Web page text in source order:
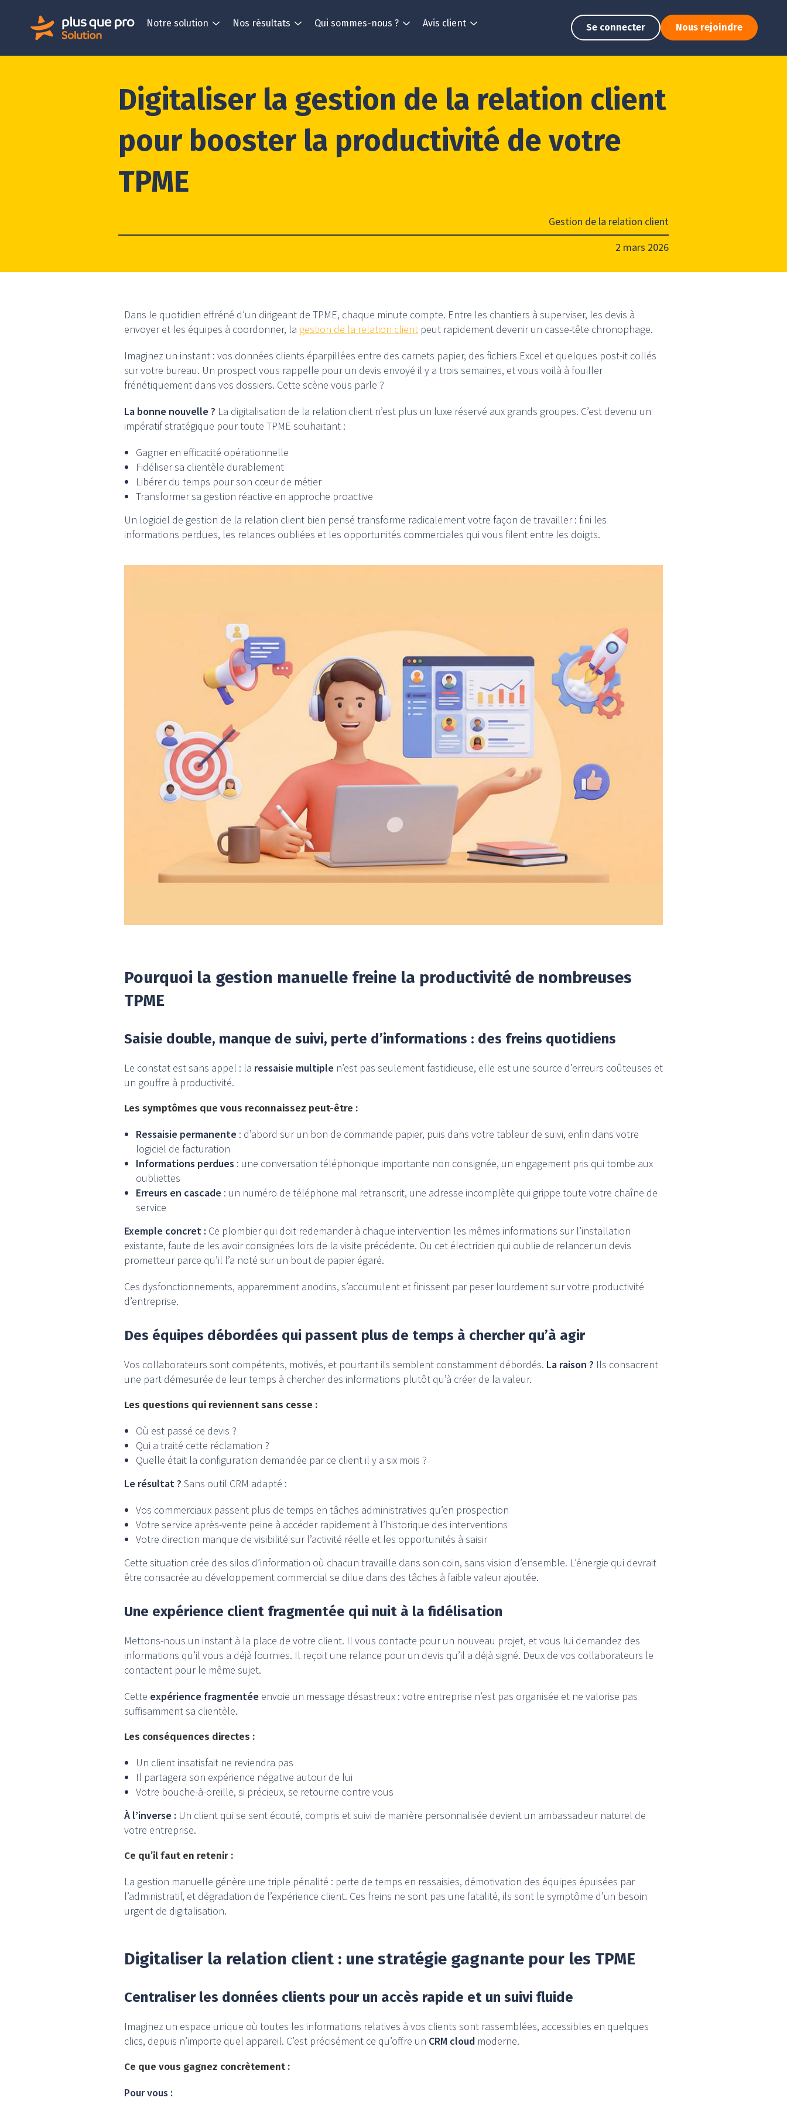
Notre solution Nos résultats Qui sommes-nous ? Avis client Se connecter Nous rejoindre
Digitaliser la gestion de la relation client
pour booster la productivité de votre
TPME
Gestion de la relation client
2 mars 2026
Dans le quotidien effréné d’un dirigeant de TPME, chaque minute compte. Entre les chantiers à superviser, les devis à
envoyer et les équipes à coordonner, la gestion de la relation clientpeut rapidement devenir un casse-tête chronophage.
Imaginez un instant : vos données clients éparpillées entre des carnets papier, des fichiers Excel et quelques post-it collés
sur votre bureau. Un prospect vous rappelle pour un devis envoyé il y a trois semaines, et vous voilà à fouiller
frénétiquement dans vos dossiers. Cette scène vous parle ?
La bonne nouvelle ? La digitalisation de la relation client n’est plus un luxe réservé aux grands groupes. C’est devenu un
impératif stratégique pour toute TPME souhaitant :
Gagner en efficacité opérationnelle
Fidéliser sa clientèle durablement
Libérer du temps pour son cœur de métier
Transformer sa gestion réactive en approche proactive
Un logiciel de gestion de la relation client bien pensé transforme radicalement votre façon de travailler : fini les
informations perdues, les relances oubliées et les opportunités commerciales qui vous filent entre les doigts.
Pourquoi la gestion manuelle freine la productivité de nombreuses
TPME
Saisie double, manque de suivi, perte d’informations : des freins quotidiens
Le constat est sans appel : la ressaisie multiple n’est pas seulement fastidieuse, elle est une source d’erreurs coûteuses et
un gouffre à productivité.
Les symptômes que vous reconnaissez peut-être :
Ressaisie permanente : d’abord sur un bon de commande papier, puis dans votre tableur de suivi, enfin dans votre
logiciel de facturation
Informations perdues : une conversation téléphonique importante non consignée, un engagement pris qui tombe aux
oubliettes
Erreurs en cascade : un numéro de téléphone mal retranscrit, une adresse incomplète qui grippe toute votre chaîne de
service
Exemple concret : Ce plombier qui doit redemander à chaque intervention les mêmes informations sur l’installation
existante, faute de les avoir consignées lors de la visite précédente. Ou cet électricien qui oublie de relancer un devis
prometteur parce qu’il l’a noté sur un bout de papier égaré.
Ces dysfonctionnements, apparemment anodins, s’accumulent et finissent par peser lourdement sur votre productivité
d’entreprise.
Des équipes débordées qui passent plus de temps à chercher qu’à agir
Vos collaborateurs sont compétents, motivés, et pourtant ils semblent constamment débordés. La raison ? Ils consacrent
une part démesurée de leur temps à chercher des informations plutôt qu’à créer de la valeur.
Les questions qui reviennent sans cesse :
Où est passé ce devis ?
Qui a traité cette réclamation ?
Quelle était la configuration demandée par ce client il y a six mois ?
Le résultat ? Sans outil CRM adapté :
Vos commerciaux passent plus de temps en tâches administratives qu’en prospection
Votre service après-vente peine à accéder rapidement à l’historique des interventions
Votre direction manque de visibilité sur l’activité réelle et les opportunités à saisir
Cette situation crée des silos d’information où chacun travaille dans son coin, sans vision d’ensemble. L’énergie qui devrait
être consacrée au développement commercial se dilue dans des tâches à faible valeur ajoutée.
Une expérience client fragmentée qui nuit à la fidélisation
Mettons-nous un instant à la place de votre client. Il vous contacte pour un nouveau projet, et vous lui demandez des
informations qu’il vous a déjà fournies. Il reçoit une relance pour un devis qu’il a déjà signé. Deux de vos collaborateurs le
contactent pour le même sujet.
Cette expérience fragmentée envoie un message désastreux : votre entreprise n’est pas organisée et ne valorise pas
suffisamment sa clientèle.
Les conséquences directes :
Un client insatisfait ne reviendra pas
Il partagera son expérience négative autour de lui
Votre bouche-à-oreille, si précieux, se retourne contre vous
À l’inverse : Un client qui se sent écouté, compris et suivi de manière personnalisée devient un ambassadeur naturel de
votre entreprise.
Ce qu’il faut en retenir :
La gestion manuelle génère une triple pénalité : perte de temps en ressaisies, démotivation des équipes épuisées par
l’administratif, et dégradation de l’expérience client. Ces freins ne sont pas une fatalité, ils sont le symptôme d’un besoin
urgent de digitalisation.
Digitaliser la relation client : une stratégie gagnante pour les TPME
Centraliser les données clients pour un accès rapide et un suivi fluide
Imaginez un espace unique où toutes les informations relatives à vos clients sont rassemblées, accessibles en quelques
clics, depuis n’importe quel appareil. C’est précisément ce qu’offre un CRM cloudmoderne.
Ce que vous gagnez concrètement :
Pour vous :